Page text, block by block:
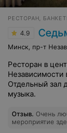
РЕСТОРАН,
4.9
Минск, пр-т
Ресторан в
Независимости
Отдельный зал
музыка.
Отзыв. Очень
мероприятие